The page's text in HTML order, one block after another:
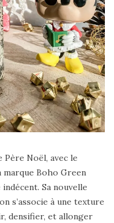
Noël, avec le
marque Boho Green
Sa nouvelle
s’associe à une texture
densifier, et allonger